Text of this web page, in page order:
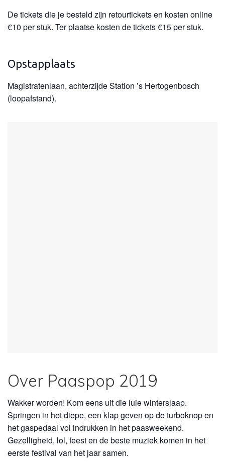
De tickets die je besteld zijn retourtickets en kosten online
€10 per stuk. Ter plaatse kosten de tickets €15 per stuk.
Opstapplaats
Magistratenlaan, achterzijde Station ’s Hertogenbosch
(loopafstand).
Over Paaspop 2019
Wakker worden! Kom eens uit die luie winterslaap.
Springen in het diepe, een klap geven op de turboknop en
het gaspedaal vol indrukken in het paasweekend.
Gezelligheid, lol, feest en de beste muziek komen in het
eerste festival van het jaar samen.